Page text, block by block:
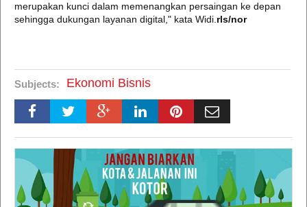
merupakan kunci dalam memenangkan persaingan ke depan
sehingga dukungan layanan digital," kata Widi. rls/nor
Subjects: Ekonomi Bisnis